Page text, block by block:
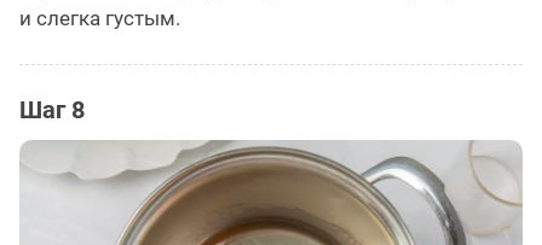
и слегка густым.
Шаг 8